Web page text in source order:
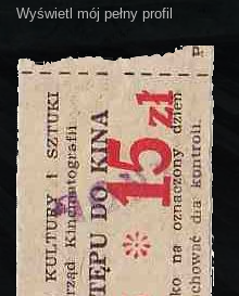
Wyświetl mój pełny profil